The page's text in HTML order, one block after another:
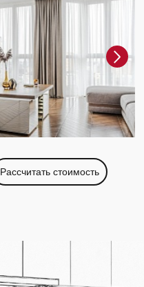
Рассчитать стоимость